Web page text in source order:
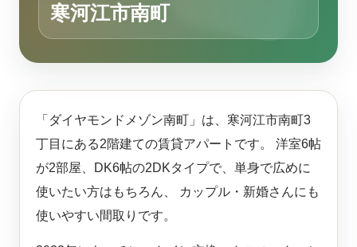
寒河江市南町
「ダイヤモンドメゾン南町」は、寒河江市南町3
丁目にある2階建ての賃貸アパートです。 洋室6帖
が2部屋、DK6帖の2DKタイプで、単身で広めに
使いたい方はもちろん、 カップル・新婚さんにも
使いやすい間取りです。